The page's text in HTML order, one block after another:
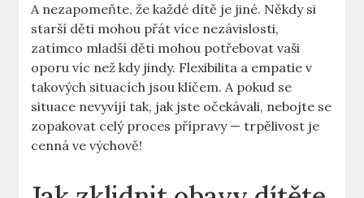
A nezapomeňte, že každé dítě je jiné. Někdy si
starší děti mohou přát více nezávislosti,
zatímco mladší děti mohou potřebovat vaši
oporu víc než kdy jindy. Flexibilita a empatie v
takových situacích jsou klíčem. A pokud se
situace nevyvíjí tak, jak jste očekávali, nebojte se
zopakovat celý proces přípravy — trpělivost je
cenná ve výchově!